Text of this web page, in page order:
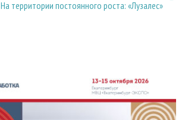
На территории постоянного роста: «Лузалес»